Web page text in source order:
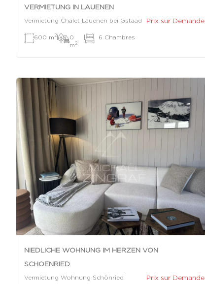
VERMIETUNG IN LAUENEN
Vermietung Chalet Lauenen bei Gstaad Prix sur Demande
600 m 2|
0
m 2
| 6 Chambres
NIEDLICHE WOHNUNG IM HERZEN VON
SCHOENRIED
Vermietung Wohnung Schönried Prix sur Demande